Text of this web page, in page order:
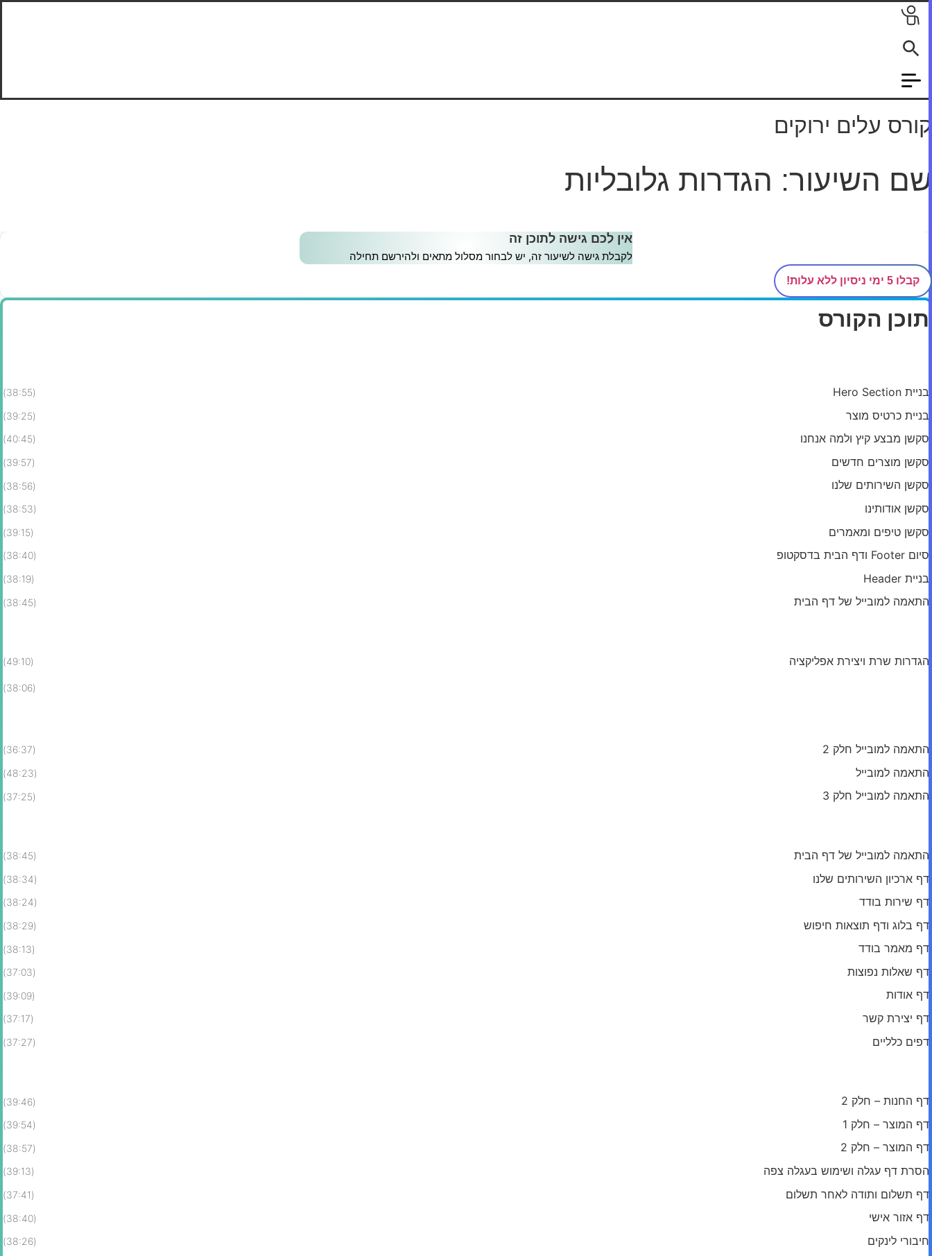
לתוכן
קורס עלים ירוקים
שם השיעור: הגדרות גלובליות
אין לכם גישה לתוכן זה
לקבלת גישה לשיעור זה, יש לבחור מסלול מתאים ולהירשם תחילה
קבלו 5 ימי ניסיון ללא עלות!
תוכן הקורס
בניית Hero Section (38:55)
בניית כרטיס מוצר (39:25)
סקשן מבצע קיץ ולמה אנחנו (40:45)
סקשן מוצרים חדשים (39:57)
סקשן השירותים שלנו (38:56)
סקשן אודותינו (38:53)
סקשן טיפים ומאמרים (39:15)
סיום Footer ודף הבית בדסקטופ (38:40)
בניית Header (38:19)
התאמה למובייל של דף הבית (38:45)
הגדרות שרת ויצירת אפליקציה (49:10)
(38:06)
התאמה למובייל חלק 2 (36:37)
התאמה למובייל (48:23)
התאמה למובייל חלק 3 (37:25)
התאמה למובייל של דף הבית (38:45)
דף ארכיון השירותים שלנו (38:34)
דף שירות בודד (38:24)
דף בלוג ודף תוצאות חיפוש (38:29)
דף מאמר בודד (38:13)
דף שאלות נפוצות (37:03)
דף אודות (39:09)
דף יצירת קשר (37:17)
דפים כלליים (37:27)
דף החנות – חלק 2 (39:46)
דף המוצר – חלק 1 (39:54)
דף המוצר – חלק 2 (38:57)
הסרת דף עגלה ושימוש בעגלה צפה (39:13)
דף תשלום ותודה לאחר תשלום (37:41)
דף אזור אישי (38:40)
חיבורי לינקים (38:26)